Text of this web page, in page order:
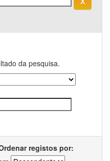
da pesquisa.
registos por: